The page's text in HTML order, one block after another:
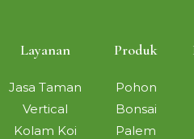
Layanan Produk
Jasa Taman
Vertical
Kolam Koi
Pohon
Bonsai
Palem